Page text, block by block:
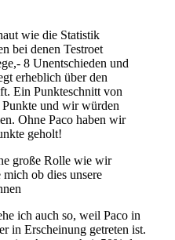
wie die Statistik
bei denen Testroet
8 Unentschieden und
erheblich über den
Ein Punkteschnitt von
und wir würden
Ohne Paco haben wir
geholt!
große Rolle wie wir
ob dies unsere
ich auch so, weil Paco in
in Erscheinung getreten ist.